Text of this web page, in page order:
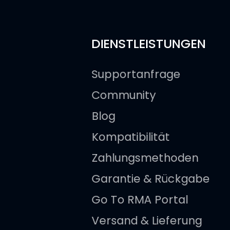
DIENSTLEISTUNGEN
Supportanfrage
Community
Blog
Kompatibilität
Zahlungsmethoden
Garantie & Rückgabe
Go To RMA Portal
Versand & Lieferung